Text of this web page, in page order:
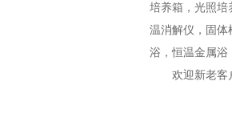
培养箱，光照培
温消解仪，固体
浴，恒温金属浴
欢迎新老客